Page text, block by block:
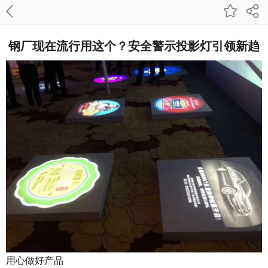
钢厂现在流行用这个？安全警示投影灯引领新趋
用心做好产品